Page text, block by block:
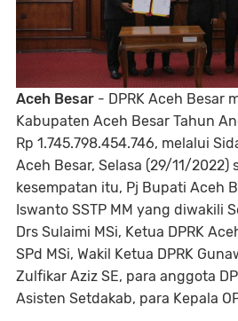
Aceh Besar - DPRK Aceh Besar
Kabupaten Aceh Besar Tahun
Rp 1.745.798.454.746, melalui
Aceh Besar, Selasa (29/11/2022)
kesempatan itu, Pj Bupati Aceh
Iswanto SSTP MM yang diwakili
Drs Sulaimi MSi, Ketua DPRK
SPd MSi, Wakil Ketua DPRK
Zulfikar Aziz SE, para anggota
Asisten Setdakab, para Kepala